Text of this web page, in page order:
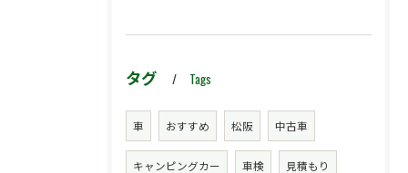
タグ Tags
車 おすすめ 松阪 中古車
キャンピングカー 車検 見積もり